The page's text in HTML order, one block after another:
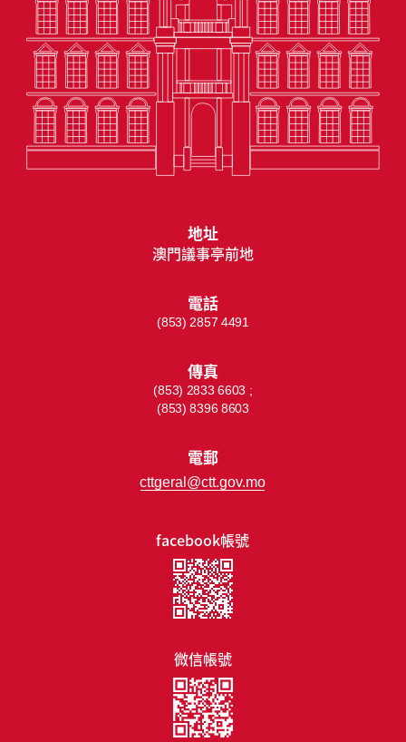
facebook帳號
微信帳號
地址
澳門議事亭前地
電話
(853) 2857 4491
傳真
(853) 2833 6603 ;
(853) 8396 8603
電郵
cttgeral@ctt.gov.mo